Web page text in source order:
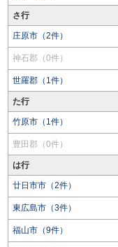
さ行
庄原市（2件）
神石郡（0件）
世羅郡（1件）
た行
竹原市（1件）
豊田郡（0件）
は行
廿日市市（2件）
東広島市（3件）
福山市（9件）